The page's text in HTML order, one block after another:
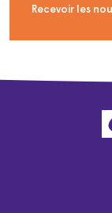
Recevoir les